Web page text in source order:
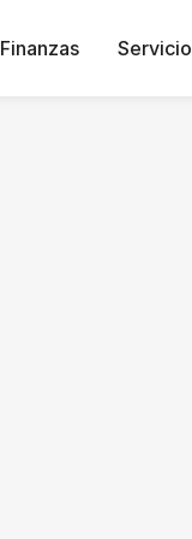
Finanzas Servicio